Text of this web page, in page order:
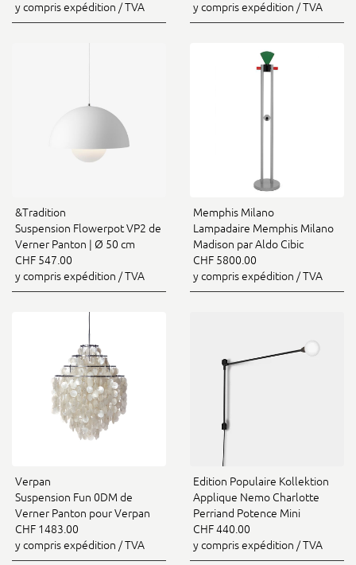
y compris expédition / TVA
y compris expédition / TVA
&Tradition
Suspension Flowerpot VP2 de
Verner Panton | Ø 50 cm
CHF 547.00
y compris expédition / TVA
Memphis Milano
Lampadaire Memphis Milano
Madison par Aldo Cibic
CHF 5800.00
y compris expédition / TVA
Verpan
Suspension Fun 0DM de
Verner Panton pour Verpan
CHF 1483.00
y compris expédition / TVA
Edition Populaire Kollektion
Applique Nemo Charlotte
Perriand Potence Mini
CHF 440.00
y compris expédition / TVA